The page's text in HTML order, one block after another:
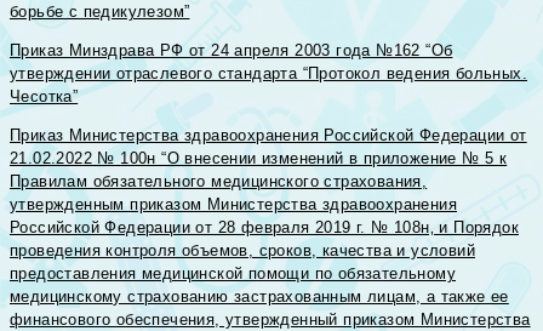
борьбе с педикулезом”
Приказ Минздрава РФ от 24 апреля 2003 года №162 “Об
утверждении отраслевого стандарта “Протокол ведения больных.
Чесотка”
Приказ Министерства здравоохранения Российской Федерации от
21.02.2022 № 100н “О внесении изменений в приложение № 5 к
Правилам обязательного медицинского страхования,
утвержденным приказом Министерства здравоохранения
Российской Федерации от 28 февраля 2019 г. № 108н‚ и Порядок
проведения контроля объемов, сроков, качества и условий
предоставления медицинской помощи по обязательному
медицинскому страхованию застрахованным лицам, а также ее
финансового обеспечения, утвержденный приказом Министерства